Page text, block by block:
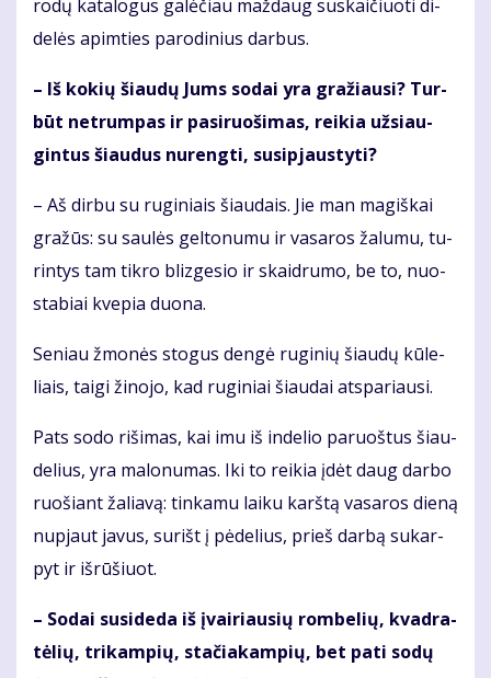
ro­dų ka­ta­lo­gus ga­lė­čiau maž­daug su­skai­čiuo­ti di­
de­lės ap­im­ties pa­ro­di­nius dar­bus.
– Iš ko­kių šiau­dų Jums so­dai yra gra­žiau­si? Tur­
būt ne­trum­pas ir pa­si­ruo­ši­mas, rei­kia už­si­au­
gin­tus šiau­dus nu­reng­ti, su­si­pjaus­ty­ti?
– Aš dir­bu su ru­gi­niais šiau­dais. Jie man ma­giš­kai
gra­žūs: su sau­lės gel­to­nu­mu ir va­sa­ros ža­lu­mu, tu­
rin­tys tam tik­ro bliz­ge­sio ir skaid­ru­mo, be to, nuo­
sta­biai kve­pia duo­na.
Se­niau žmo­nės sto­gus den­gė ru­gi­nių šiau­dų kū­le­
liais, tai­gi ži­no­jo, kad ru­gi­niai šiau­dai at­spa­riau­si.
Pats so­do ri­ši­mas, kai imu iš in­de­lio pa­ruoš­tus šiau­
de­lius, yra ma­lo­nu­mas. Iki to rei­kia įdėt daug dar­bo
ruo­šiant ža­lia­vą: tin­ka­mu lai­ku karš­tą va­sa­ros die­ną
nu­pjaut ja­vus, su­rišt į pė­de­lius, prieš dar­bą su­kar­
pyt ir iš­rū­šiuot.
– So­dai su­si­de­da iš įvai­riau­sių rom­be­lių, kvad­ra­
tė­lių, tri­kam­pių, sta­čia­kam­pių, bet pa­ti so­dų